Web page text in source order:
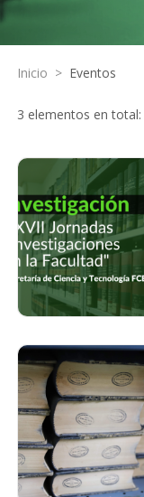
Inicio > Eventos
3 elementos en total: